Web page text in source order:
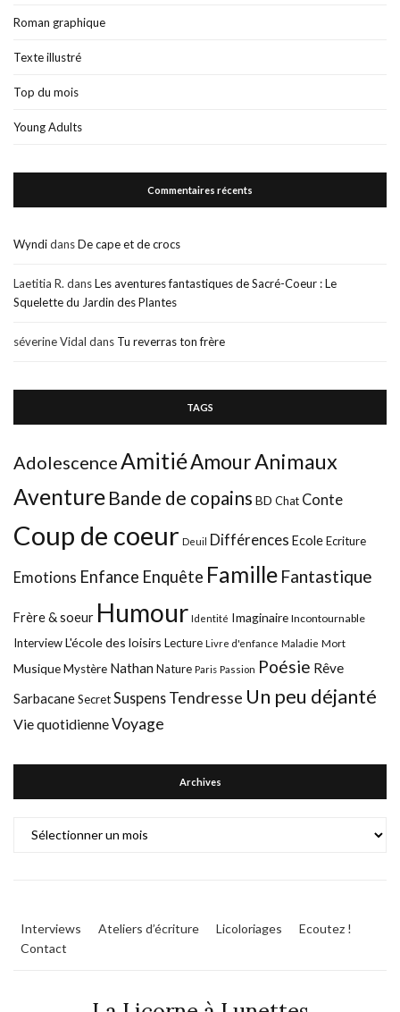
Roman graphique
Texte illustré
Top du mois
Young Adults
Commentaires récents
WyndidansDe cape et de crocs
Laetitia R. dansLes aventures fantastiques de Sacré-Coeur : Le
Squelette du Jardin des Plantes
séverine Vidal dans Tu reverras ton frère
TAGS
Adolescence AmitiéAmourAnimaux
Aventure Bande de copains BD Chat Conte
Coup de coeur Deuil Différences EcoleEcriture
Emotions Enfance Enquête Famille Fantastique
Frère & soeur Humour Identité Imaginaire Incontournable
InterviewL'école des loisirs Lecture Livre d'enfance Maladie Mort
MusiqueMystère Nathan Nature Paris Passion Poésie Rêve
SarbacaneSecret Suspens Tendresse Un peu déjanté
Vie quotidienneVoyage
Archives
Interviews Ateliers d’écriture Licoloriages
Ecoutez !
Contact